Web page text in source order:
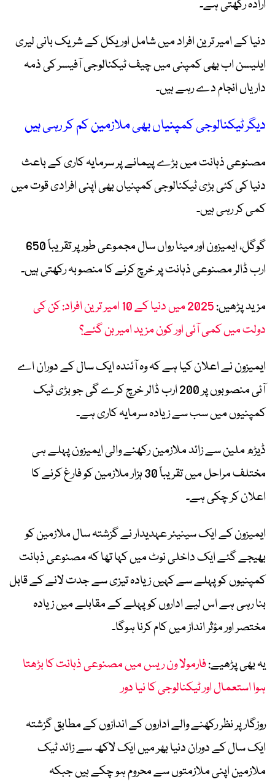
ارادہ رکھتی ہے۔
دنیا کے امیر ترین افراد میں شامل اوریکل کے شریک بانی لیری
ایلیسن اب بھی کمپنی میں چیف ٹیکنالوجی آفیسر کی ذمہ
داریاں انجام دے رہے ہیں۔
دیگر ٹیکنالوجی کمپنیاں بھی ملازمین کم کر رہی ہیں
مصنوعی ذہانت میں بڑے پیمانے پر سرمایہ کاری کے باعث
دنیا کی کئی بڑی ٹیکنالوجی کمپنیاں بھی اپنی افرادی قوت میں
کمی کر رہی ہیں۔
گوگل، ایمیزون اور میٹا رواں سال مجموعی طور پر تقریباً 650
ارب ڈالر مصنوعی ذہانت پر خرچ کرنے کا منصوبہ رکھتی ہیں۔
مزید پڑھیں:
2025 میں دنیا کے 10 امیر ترین افراد: کن کی
دولت میں کمی آئی اور کون مزید امیر بن گئے؟
ایمیزون نے اعلان کیا ہے کہ وہ آئندہ ایک سال کے دوران اے
آئی منصوبوں پر 200 ارب ڈالر خرچ کرے گی جو بڑی ٹیک
کمپنیوں میں سب سے زیادہ سرمایہ کاری ہے۔
ڈیڑھ ملین سے زائد ملازمین رکھنے والی ایمیزون پہلے ہی
مختلف مراحل میں تقریباً 30 ہزار ملازمین کو فارغ کرنے کا
اعلان کر چکی ہے۔
ایمیزون کے ایک سینیئر عہدیدار نے گزشتہ سال ملازمین کو
بھیجے گئے ایک داخلی نوٹ میں کہا تھا کہ مصنوعی ذہانت
کمپنیوں کو پہلے سے کہیں زیادہ تیزی سے جدت لانے کے قابل
بنا رہی ہے اس لیے اداروں کو پہلے کے مقابلے میں زیادہ
مختصر اور مؤثر انداز میں کام کرنا ہوگا۔
یہ بھی پڑھیے:فارمولا ون ریس میں مصنوعی ذہانت کا بڑھتا
ہوا استعمال اور ٹیکنالوجی کا نیا دور
روزگار پر نظر رکھنے والے اداروں کے اندازوں کے مطابق گزشتہ
ایک سال کے دوران دنیا بھر میں ایک لاکھ سے زائد ٹیک
ملازمین اپنی ملازمتوں سے محروم ہو چکے ہیں جبکہ